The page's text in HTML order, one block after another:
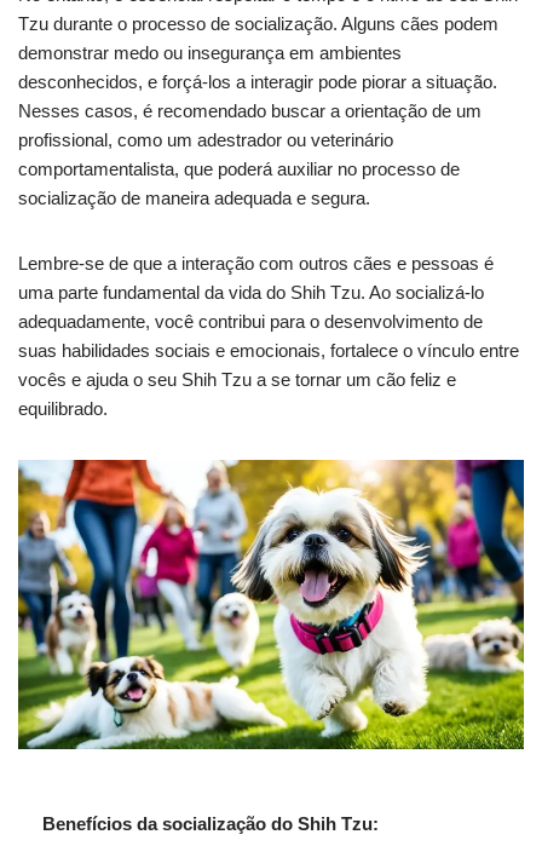
Tzu durante o processo de socialização. Alguns cães podem
demonstrar medo ou insegurança em ambientes
desconhecidos, e forçá-los a interagir pode piorar a situação.
Nesses casos, é recomendado buscar a orientação de um
profissional, como um adestrador ou veterinário
comportamentalista, que poderá auxiliar no processo de
socialização de maneira adequada e segura.
Lembre-se de que a interação com outros cães e pessoas é
uma parte fundamental da vida do Shih Tzu. Ao socializá-lo
adequadamente, você contribui para o desenvolvimento de
suas habilidades sociais e emocionais, fortalece o vínculo entre
vocês e ajuda o seu Shih Tzu a se tornar um cão feliz e
equilibrado.
Benefícios da socialização do Shih Tzu: